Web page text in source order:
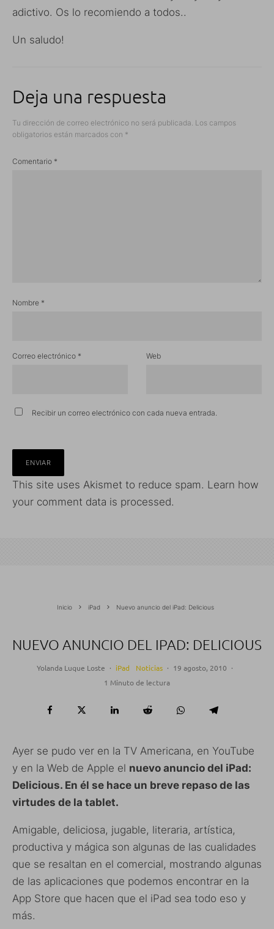
adictivo. Os lo recomiendo a todos..
Un saludo!
Deja una respuesta
Tu dirección de correo electrónico no será publicada. Los campos
obligatorios están marcados con *
Comentario *
Nombre *
Correo electrónico * Web
Recibir un correo electrónico con cada nueva entrada.
This site uses Akismet to reduce spam. Learn how
your comment data is processed.
Inicio iPad Nuevo anuncio del iPad: Delicious
NUEVO ANUNCIO DEL IPAD: DELICIOUS
Yolanda Luque Loste · iPad Noticias · 19 agosto, 2010 ·
1 Minuto de lectura
Ayer se pudo ver en la TV Americana, en YouTube
y en la Web de Apple el nuevo anuncio del iPad:
Delicious. En él se hace un breve repaso de las
virtudes de la tablet.
Amigable, deliciosa, jugable, literaria, artística,
productiva y mágica son algunas de las cualidades
que se resaltan en el comercial, mostrando algunas
de las aplicaciones que podemos encontrar en la
App Store que hacen que el iPad sea todo eso y
más.